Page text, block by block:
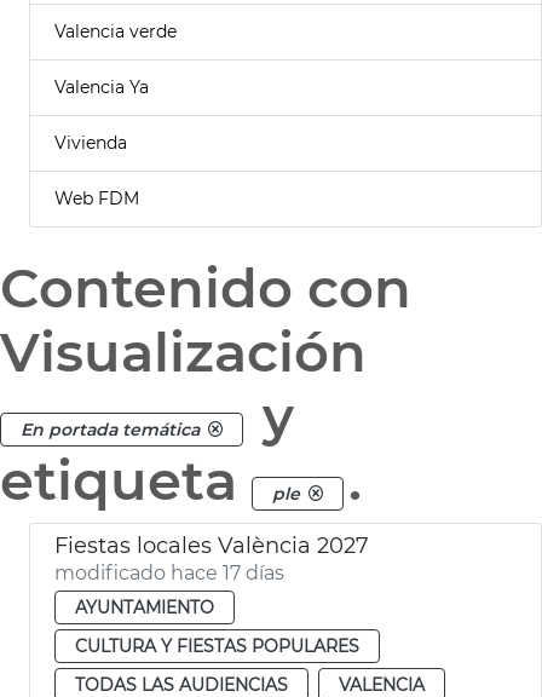
Valencia verde
Valencia Ya
Vivienda
Web FDM
Contenido con
Visualización
En portada temática
y
etiqueta
ple .
Fiestas locales València 2027
modificado hace 17 días
AYUNTAMIENTO
CULTURA Y FIESTAS POPULARES
TODAS LAS AUDIENCIAS
VALENCIA